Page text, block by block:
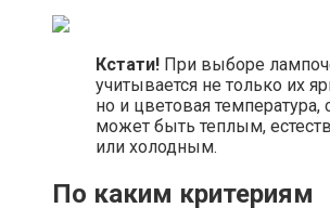
Кстати! При выборе
учитывается не только их
но и цветовая температура,
может быть теплым,
или холодным.
По каким критериям